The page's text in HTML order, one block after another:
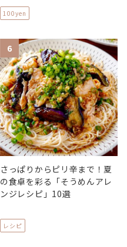
100yen
6
さっぱりからピリ辛まで！夏
の食卓を彩る「そうめんアレ
ンジレシピ」10選
レシピ